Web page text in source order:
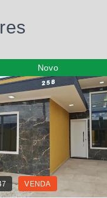
Novo
VENDA